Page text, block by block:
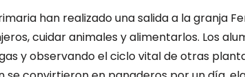
han realizado una salida a la granja
cuidar animales y alimentarlos. Los
y observando el ciclo vital de otras